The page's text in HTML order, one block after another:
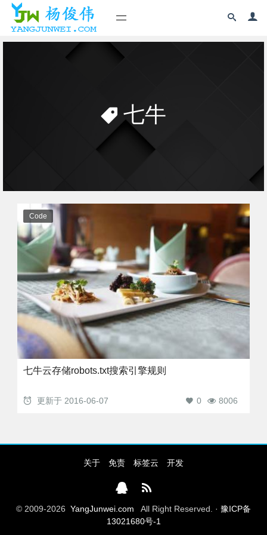
七牛
Code
七牛云存储robots.txt搜索引擎规则
更新于 2016-06-07 8006
0
关于 免责 标签云 开发
© 2009-2026 YangJunwei.com All Right Reserved. · 豫ICP备
13021680号-1